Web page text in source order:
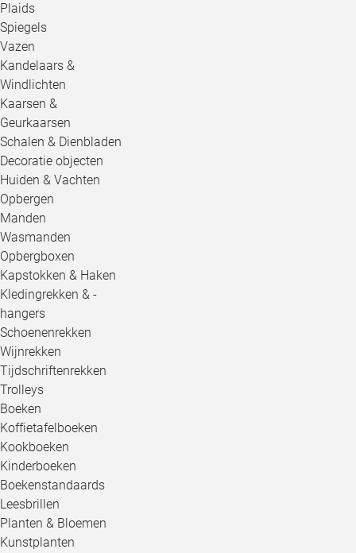
Plaids
Spiegels
Vazen
Kandelaars &
Windlichten
Kaarsen &
Geurkaarsen
Schalen & Dienbladen
Decoratie objecten
Huiden & Vachten
Opbergen
Manden
Wasmanden
Opbergboxen
Kapstokken & Haken
Kledingrekken & -
hangers
Schoenenrekken
Wijnrekken
Tijdschriftenrekken
Trolleys
Boeken
Koffietafelboeken
Kookboeken
Kinderboeken
Boekenstandaards
Leesbrillen
Planten & Bloemen
Kunstplanten